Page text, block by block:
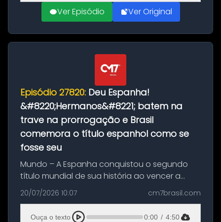
Ver Episódio Ver Original
Episódio 27820: Deu Espanha!
&#8220;Hermanos&#8221; batem na
trave na prorrogação e Brasil
comemora o título espanhol como se
fosse seu
Mundo – A Espanha conquistou o segundo
título mundial de sua história ao vencer a
Argentina por 1 a 0, neste domingo (19), na
decisão da Copa do Mundo de 2026. Depois
de um duelo sem gols durante o te...
20/07/2026 10:07 cm7brasil.com
Ouça o texto 0:00 / 4:50